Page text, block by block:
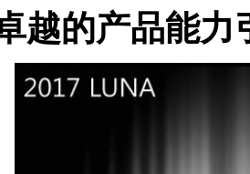
越的产品能力